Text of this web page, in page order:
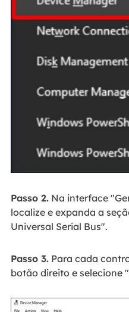
Passo 2.Na interface
localize e expanda a
Universal Serial Bus".
Passo 3.Para cada
botão direito e selecione